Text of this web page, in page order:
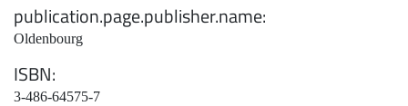
publication.page.publisher.name
Oldenbourg
ISBN
3-486-64575-7